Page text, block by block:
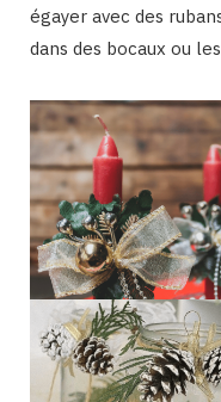
égayer avec des
dans des bocaux ou